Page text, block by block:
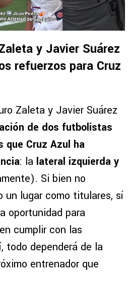
y Javier Suárez
refuerzos para Cruz
Zaleta y Javier Suárez
de dos futbolistas
que Cruz Azul ha
: la lateral izquierda y
Si bien no
un lugar como titulares, sí
oportunidad para
cumplir con las
todo dependerá de la
entrenador que